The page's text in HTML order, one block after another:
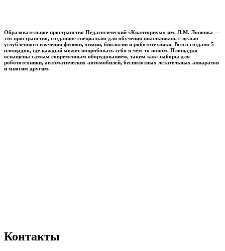
Образовательное пространство Педагогический «Кванториум» им. Л.М. Лоповка —
это пространство, созданное специально для обучения школьников, с целью
углублённого изучения физики, химии, биологии и робототехники. Всего создано 5
площадок, где каждый может попробовать себя в чём-то новом. Площадки
оснащены самым современным оборудованием, таким как: наборы для
робототехники, автоматических автомобилей, беспилотных летательных аппаратов
и многим другим.
Контакты